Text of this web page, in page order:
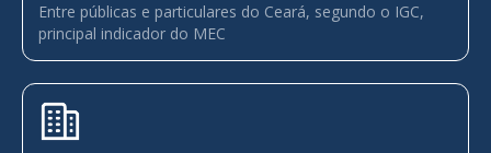
Entre públicas e particulares do Ceará, segundo o IGC,
principal indicador do MEC